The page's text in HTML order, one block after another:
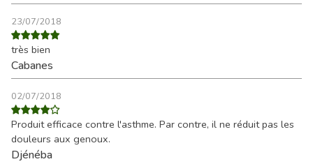
23/07/2018
très bien
Cabanes
02/07/2018
Produit efficace contre l'asthme. Par contre, il ne réduit pas les
douleurs aux genoux.
Djénéba